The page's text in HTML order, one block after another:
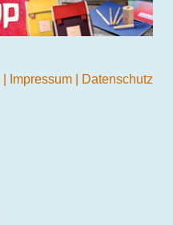
Impressum Datenschutz